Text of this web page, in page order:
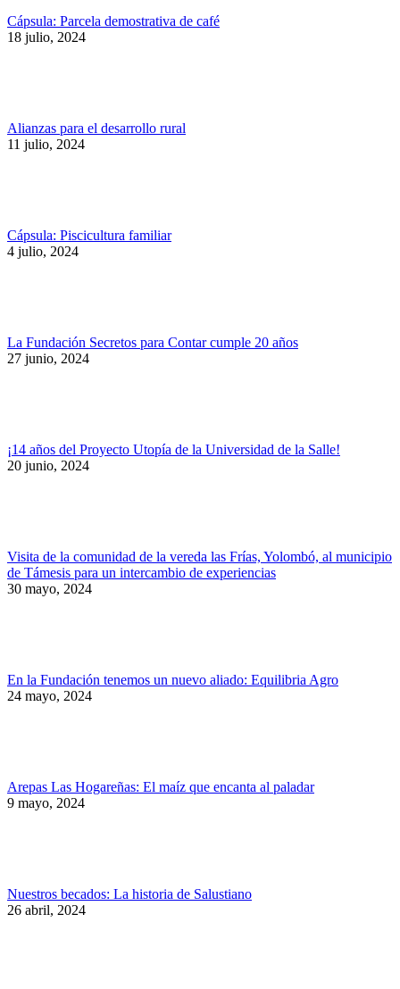
Cápsula: Parcela demostrativa de café
18 julio, 2024
Alianzas para el desarrollo rural
11 julio, 2024
Cápsula: Piscicultura familiar
4 julio, 2024
La Fundación Secretos para Contar cumple 20 años
27 junio, 2024
¡14 años del Proyecto Utopía de la Universidad de la Salle!
20 junio, 2024
Visita de la comunidad de la vereda las Frías, Yolombó, al municipio
de Támesis para un intercambio de experiencias
30 mayo, 2024
En la Fundación tenemos un nuevo aliado: Equilibria Agro
24 mayo, 2024
Arepas Las Hogareñas: El maíz que encanta al paladar
9 mayo, 2024
Nuestros becados: La historia de Salustiano
26 abril, 2024